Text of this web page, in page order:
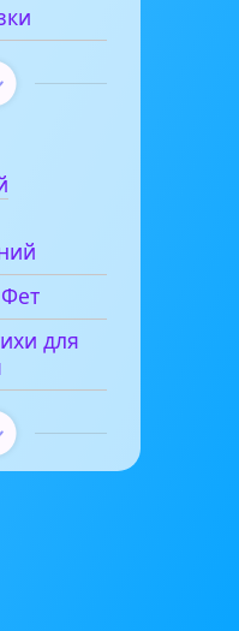
для